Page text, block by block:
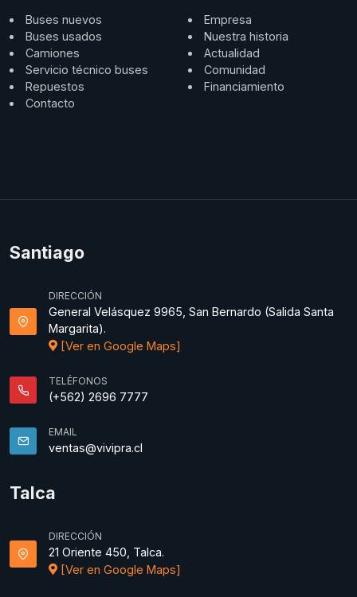
Buses nuevos
Buses usados
Camiones
Servicio técnico buses
Repuestos
Contacto
Empresa
Nuestra historia
Actualidad
Comunidad
Financiamiento
Santiago
DIRECCIÓN
General Velásquez 9965, San Bernardo (Salida Santa
Margarita).
[Ver en Google Maps]
TELÉFONOS
(+562) 2696 7777
EMAIL
ventas@vivipra.cl
Talca
DIRECCIÓN
21 Oriente 450, Talca.
[Ver en Google Maps]